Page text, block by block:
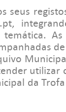
seus
,
utilizar
da